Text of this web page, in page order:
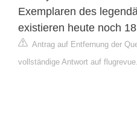
Exemplaren des
existieren heute noch
Antrag auf Entfernung der
vollständige Antwort auf